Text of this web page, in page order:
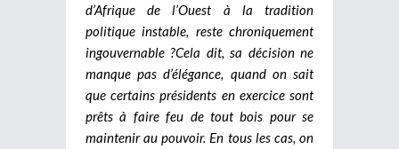
d’Afrique de l’Ouest à la tradition
politique instable, reste chroniquement
ingouvernable ?Cela dit, sa décision ne
manque pas d’élégance, quand on sait
que certains présidents en exercice sont
prêts à faire feu de tout bois pour se
maintenir au pouvoir. En tous les cas, on